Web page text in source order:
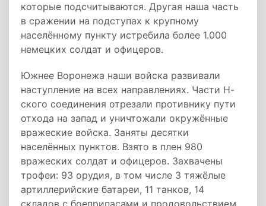
которые подсчитываются. Другая наша часть
в сражении на подступах к крупному
населённому пункту истребила более 1.000
немецких солдат и офицеров.
Южнее Воронежа наши войска развивали
наступление на всех направлениях. Части Н-
ского соединения отрезали противнику пути
отхода на запад и уничтожали окружённые
вражеские войска. Заняты десятки
населённых пунктов. Взято в плен 980
вражеских солдат и офицеров. Захвачены
трофеи: 93 орудия, в том числе 3 тяжёлые
артиллерийские батареи, 11 танков, 14
складов с боеприпасами и продовольствием,